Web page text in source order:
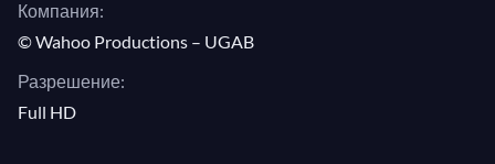
Компания:
© Wahoo Productions – UGAB
Разрешение:
Full HD